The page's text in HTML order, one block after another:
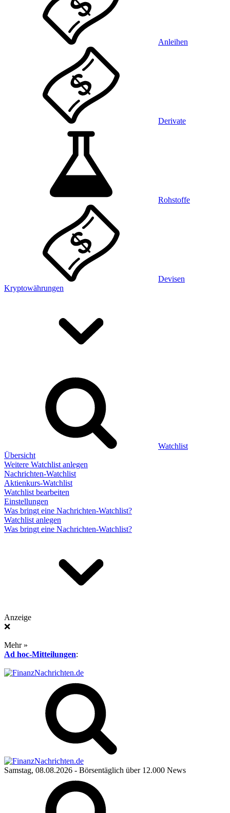
Anleihen
Derivate
Rohstoffe
Devisen
Kryptowährungen
Watchlist
Übersicht
Weitere Watchlist anlegen
Nachrichten-Watchlist
Aktienkurs-Watchlist
Watchlist bearbeiten
Einstellungen
Was bringt eine Nachrichten-Watchlist?
Watchlist anlegen
Was bringt eine Nachrichten-Watchlist?
Anzeige
❌
Mehr »
Ad hoc-Mitteilungen:
Samstag, 08.08.2026 - Börsentäglich über 12.000 News